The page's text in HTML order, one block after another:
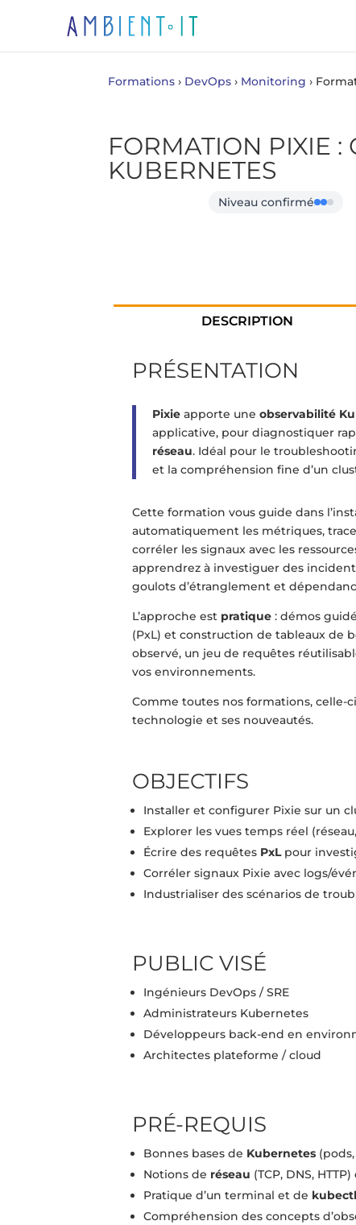
Formations › DevOps › Monitoring ›
FORMATION PIXIE :
KUBERNETES
Niveau confirmé
DESCRIPTION
PRÉSENTATION
Pixie apporte uneobservabilité
applicative, pour diagnostiquer
réseau. Idéal pour le
et la compréhension fine d’un
Cette formation vous guide dans
automatiquement les métriques,
corréler les signaux avec les
apprendrez à investiguer des
goulots d’étranglement et
L’approche est pratique : démos
(PxL) et construction de tableaux de
observé, un jeu de requêtes
vos environnements.
Comme toutes nos formations, celle-
technologie et ses nouveautés.
OBJECTIFS
Installer et configurer Pixie sur un
Explorer les vues temps réel
Écrire des requêtes PxLpour
Corréler signaux Pixie avec logs/
Industrialiser des scénarios de
PUBLIC VISÉ
Ingénieurs DevOps / SRE
Administrateurs Kubernetes
Développeurs back-end en
Architectes plateforme / cloud
PRÉ-REQUIS
Bonnes bases de Kubernetes
Notions de réseau (TCP, DNS,
Pratique d’un terminal et de kubectl
Compréhension des concepts